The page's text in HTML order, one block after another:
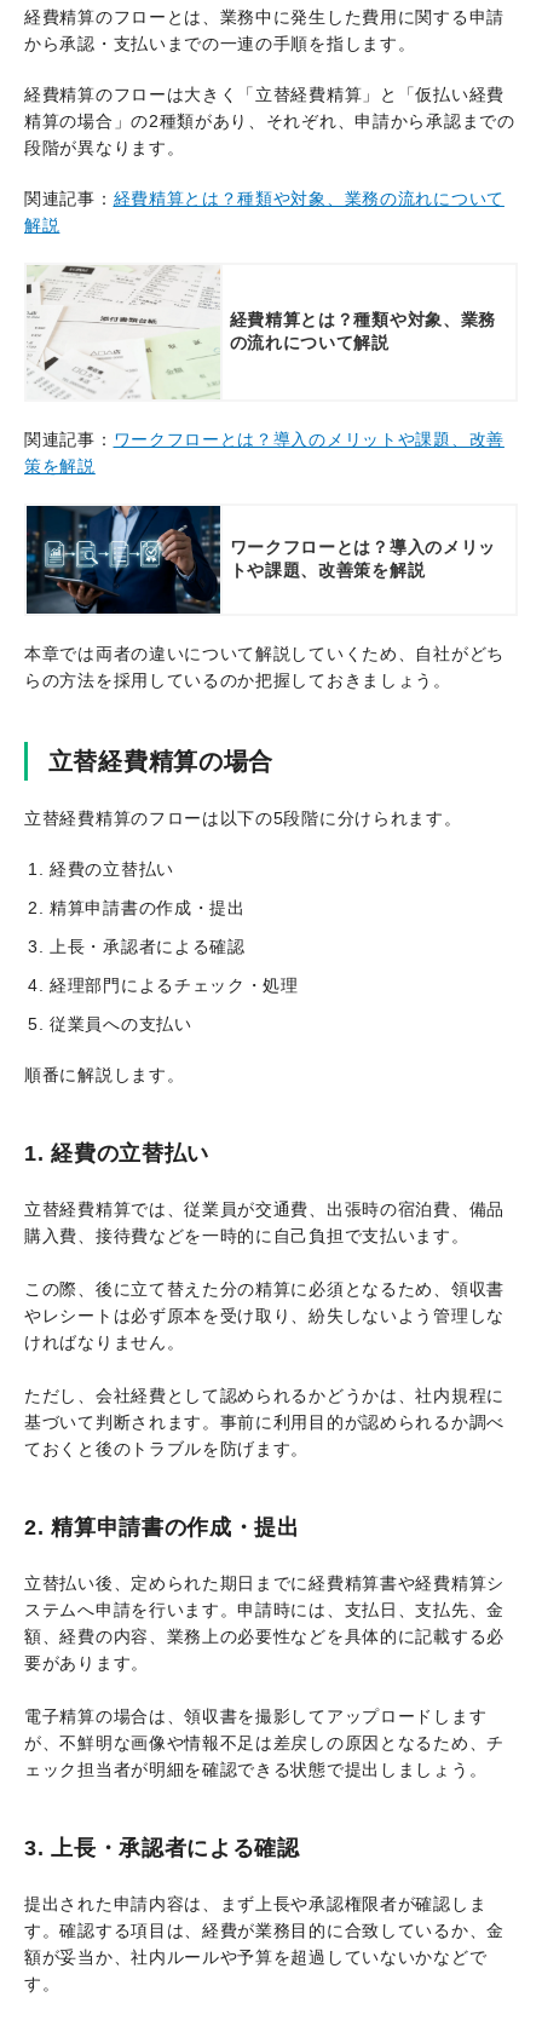
経費精算のフローとは、業務中に発生した費用に関する申請
から承認・支払いまでの一連の手順を指します。
経費精算のフローは大きく「立替経費精算」と「仮払い経費
精算の場合」の2種類があり、それぞれ、申請から承認までの
段階が異なります。
関連記事： 経費精算とは？種類や対象、業務の流れについて
解説
経費精算とは？種類や対象、業務
の流れについて解説
関連記事： ワークフローとは？導入のメリットや課題、改善
策を解説
ワークフローとは？導入のメリッ
トや課題、改善策を解説
本章では両者の違いについて解説していくため、自社がどち
らの方法を採用しているのか把握しておきましょう。
立替経費精算の場合
立替経費精算のフローは以下の5段階に分けられます。
経費の立替払い
精算申請書の作成・提出
上長・承認者による確認
経理部門によるチェック・処理
従業員への支払い
順番に解説します。
1. 経費の立替払い
立替経費精算では、従業員が交通費、出張時の宿泊費、備品
購入費、接待費などを一時的に自己負担で支払います。
この際、後に立て替えた分の精算に必須となるため、領収書
やレシートは必ず原本を受け取り、紛失しないよう管理しな
ければなりません。
ただし、会社経費として認められるかどうかは、社内規程に
基づいて判断されます。事前に利用目的が認められるか調べ
ておくと後のトラブルを防げます。
2. 精算申請書の作成・提出
立替払い後、定められた期日までに経費精算書や経費精算シ
ステムへ申請を行います。申請時には、支払日、支払先、金
額、経費の内容、業務上の必要性などを具体的に記載する必
要があります。
電子精算の場合は、領収書を撮影してアップロードします
が、不鮮明な画像や情報不足は差戻しの原因となるため、チ
ェック担当者が明細を確認できる状態で提出しましょう。
3. 上長・承認者による確認
提出された申請内容は、まず上長や承認権限者が確認しま
す。確認する項目は、経費が業務目的に合致しているか、金
額が妥当か、社内ルールや予算を超過していないかなどで
す。